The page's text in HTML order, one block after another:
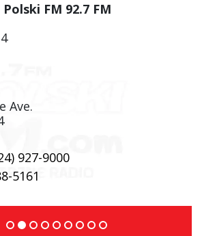
FM 92.7 FM
Ave.
927-9000
5161